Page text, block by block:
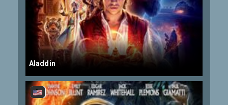
Aladdin